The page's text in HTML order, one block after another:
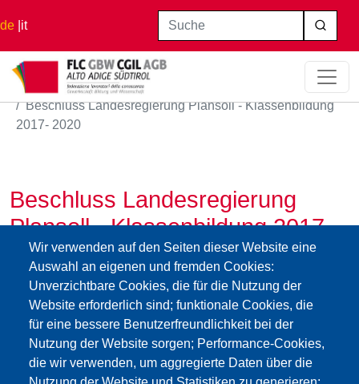
de it
Wir verwenden auf den Seiten dieser Website eine
Auswahl an eigenen und fremden Cookies:
Unverzichtbare Cookies, die für die Nutzung der
Website erforderlich sind; funktionale Cookies, die
für eine bessere Benutzerfreundlichkeit bei der
Nutzung der Website sorgen; Performance-Cookies,
die wir verwenden, um aggregierte Daten über die
Suche
Startseite
Beschluss Landesregierung Plansoll - Klassenbildung
2017- 2020
Beschluss Landesregierung
Plansoll - Klassenbildung 2017-
2020
02.02.2026
delibera_organici_plansoll_2017_20.pdf
Impressum
Web-
Seite:Cookies
Privacy
GBW /
FLC - Gewerkschaft Wissenschaft und
Bildung Südtirol
Privacy
Mitglieder
CGIL